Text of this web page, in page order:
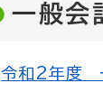
一般会
令和2年度